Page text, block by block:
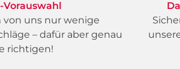
Vorauswahl
von uns nur wenige
– dafür aber genau
richtigen!